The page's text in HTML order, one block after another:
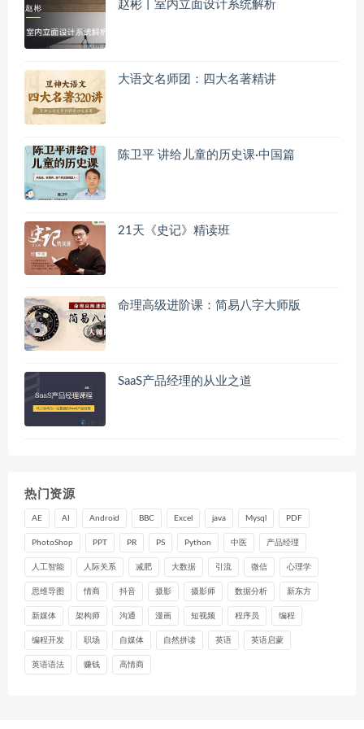
赵彬丨室内立面设计系统解析
大语文名师团：四大名著精讲
陈卫平 讲给儿童的历史课·中国篇
21天《史记》精读班
命理高级进阶课：简易八字大师版
SaaS产品经理的从业之道
热门资源
AE AI Android BBC Excel java Mysql PDF
PhotoShop PPT PR PS Python 中医 产品经理
人工智能 人际关系 减肥 大数据 引流 微信 心理学
思维导图 情商 抖音 摄影 摄影师 数据分析 新东方
新媒体 架构师 沟通 漫画 短视频 程序员 编程
编程开发 职场 自媒体 自然拼读 英语 英语启蒙
英语语法 赚钱 高情商